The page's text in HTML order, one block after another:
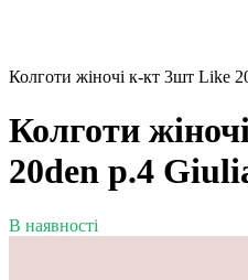
Колготи жіночі к-кт 3шт Like
Колготи
20den р.4
В наявності